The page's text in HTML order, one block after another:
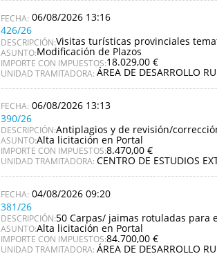
06/08/2026 13:16
426/26
DESCRIPCIÓN:Visitas turísticas provinciales
ASUNTO:Modificación de Plazos
IMPORTE CON IMPUESTOS:18.029,00 €
UNIDAD TRAMITADORA: ÁREA DE DESARROLLO
06/08/2026 13:13
390/26
DESCRIPCIÓN:Antiplagios y de revisión/
ASUNTO:Alta licitación en Portal
IMPORTE CON IMPUESTOS:8.470,00 €
UNIDAD TRAMITADORA: CENTRO DE ESTUDIOS
04/08/2026 09:20
381/26
DESCRIPCIÓN:50 Carpas/ jaimas rotuladas para
ASUNTO:Alta licitación en Portal
IMPORTE CON IMPUESTOS:84.700,00 €
UNIDAD TRAMITADORA: ÁREA DE DESARROLLO